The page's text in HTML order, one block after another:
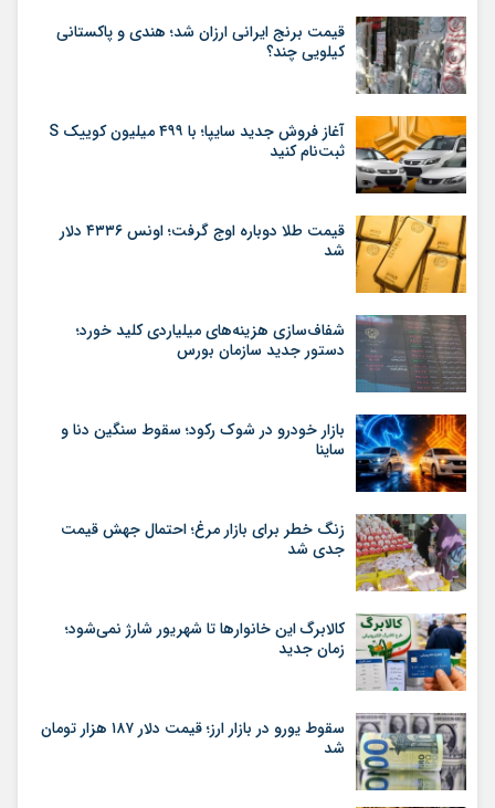
قیمت برنج ایرانی ارزان شد؛ هندی و پاکستانی
کیلویی چند؟
آغاز فروش جدید سایپا؛ با ۴۹۹ میلیون کوییک S
ثبت‌نام کنید
قیمت طلا دوباره اوج گرفت؛ اونس ۴۳۳۶ دلار
شد
شفاف‌سازی هزینه‌های میلیاردی کلید خورد؛
دستور جدید سازمان بورس
بازار خودرو در شوک رکود؛ سقوط سنگین دنا و
ساینا
زنگ خطر برای بازار مرغ؛ احتمال جهش قیمت
جدی شد
کالابرگ این خانوارها تا شهریور شارژ نمی‌شود؛
زمان جدید
سقوط یورو در بازار ارز؛ قیمت دلار ۱۸۷ هزار تومان
شد